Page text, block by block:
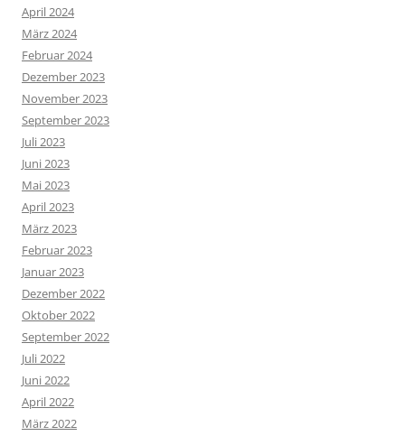
April 2024
März 2024
Februar 2024
Dezember 2023
November 2023
September 2023
Juli 2023
Juni 2023
Mai 2023
April 2023
März 2023
Februar 2023
Januar 2023
Dezember 2022
Oktober 2022
September 2022
Juli 2022
Juni 2022
April 2022
März 2022